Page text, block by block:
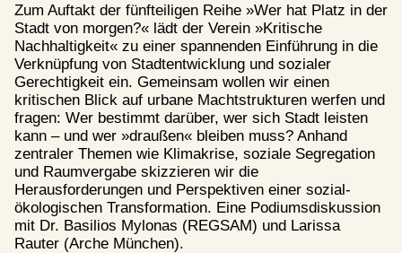
Zum Auftakt der fünfteiligen Reihe »Wer hat Platz in der
Stadt von morgen?« lädt der Verein »Kritische
Nachhaltigkeit« zu einer spannenden Einführung in die
Verknüpfung von Stadtentwicklung und sozialer
Gerechtigkeit ein. Gemeinsam wollen wir einen
kritischen Blick auf urbane Machtstrukturen werfen und
fragen: Wer bestimmt darüber, wer sich Stadt leisten
kann – und wer »draußen« bleiben muss? Anhand
zentraler Themen wie Klimakrise, soziale Segregation
und Raumvergabe skizzieren wir die
Herausforderungen und Perspektiven einer sozial-
ökologischen Transformation. Eine Podiumsdiskussion
mit Dr. Basilios Mylonas (REGSAM) und Larissa
Rauter (Arche München).